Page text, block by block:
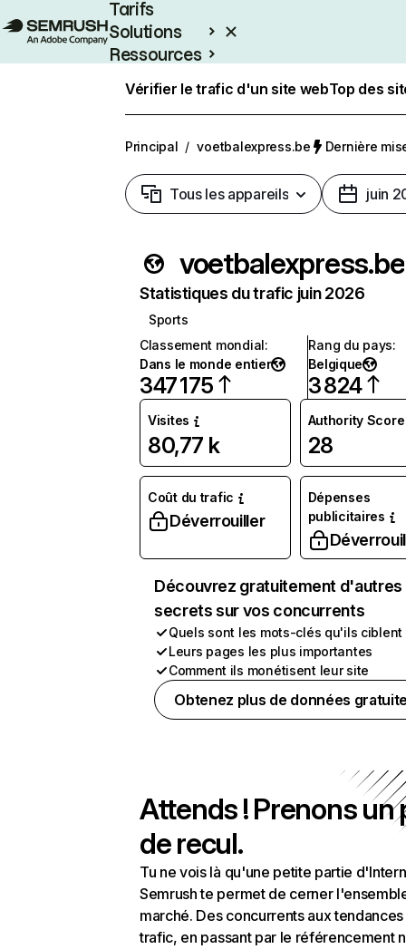
Tarifs
Solutions
Ressources
Vérifier le trafic d'un site webTop des
Principal / voetbalexpress.be Dernière
Tous les appareils juin
voetbalexpress.be
Statistiques du trafic juin 2026
Sports
Classement mondial:
Dans le monde entier
347 175
Rang du pays:
Belgique
3 824
Visites
80,77 k
Authority Score
28
Coût du trafic
Déverrouiller
Dépenses
publicitaires
Découvrez gratuitement d'autres
secrets sur vos concurrents
Quels sont les mots-clés qu'ils ciblent
Leurs pages les plus importantes
Comment ils monétisent leur site
Obtenez plus de données
Attends ! Prenons un
de recul.
Tu ne vois là qu'une petite partie
Semrush te permet de cerner
marché. Des concurrents aux
trafic, en passant par le référencement